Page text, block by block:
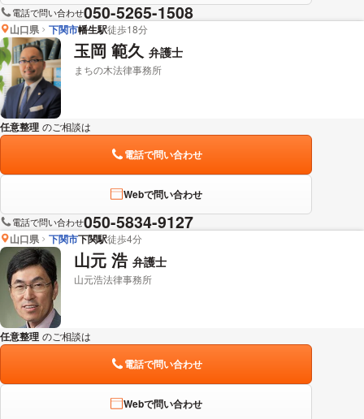
電話で問い合わせ050-5265-1508
山口県 下関市幡生駅徒歩18分
玉岡 範久 弁護士
まちの木法律事務所
任意整理 のご相談は
電話で問い合わせ
Webで問い合わせ
電話で問い合わせ050-5834-9127
山口県 下関市下関駅徒歩4分
山元 浩 弁護士
山元浩法律事務所
任意整理 のご相談は
電話で問い合わせ
Webで問い合わせ